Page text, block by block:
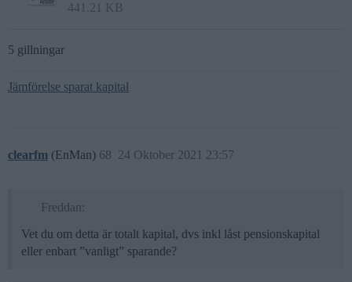
441.21 KB
5 gillningar
Jämförelse sparat kapital
clearfm (EnMan) 24 Oktober 2021 23:57
68
Freddan:
Vet du om detta är totalt kapital, dvs inkl låst pensionskapital
eller enbart ”vanligt” sparande?